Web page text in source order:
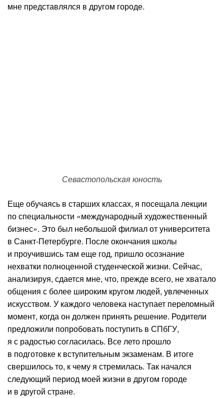
мне представлялся в другом городе.
Севастопольская юность
Еще обучаясь в старших классах, я посещала лекции
по специальности «международный художественный
бизнес». Это был небольшой филиал от университета
в Санкт-Петербурге. После окончания школы
и проучившись там еще год, пришло осознание
нехватки полноценной студенческой жизни. Сейчас,
анализируя, сдается мне, что, прежде всего, не хватало
общения с более широким кругом людей, увлеченных
искусством. У каждого человека наступает переломный
момент, когда он должен принять решение. Родители
предложили попробовать поступить в СПбГУ,
я с радостью согласилась. Все лето прошло
в подготовке к вступительным экзаменам. В итоге
свершилось то, к чему я стремилась. Так начался
следующий период моей жизни в другом городе
и в другой стране.